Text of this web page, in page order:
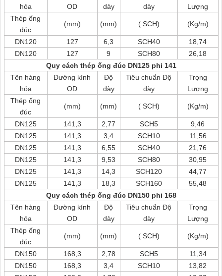
hóa
OD
dày
dày
Lượng
Thép ống
đúc
(mm) (mm) ( SCH) (Kg/m)
DN120 127 6,3 SCH40
18,74
DN120
127 9 SCH80
26,18
Quy cách thép ống đúc DN125 phi 141
Tên hàng
hóa
Đường kính
OD
Độ
dày
Tiêu chuẩn Độ
dày
Trọng
Lượng
Thép ống
đúc
(mm) (mm) ( SCH) (Kg/m)
DN125 141,3 2,77 SCH5
9,46
DN125
141,3 3,4 SCH10
11,56
DN125
141,3 6,55 SCH40
21,76
DN125
141,3 9,53 SCH80
30,95
DN125
141,3 14,3 SCH120
44,77
DN125
141,3 18,3 SCH160
55,48
Quy cách thép ống đúc DN150 phi 168
Tên hàng
hóa
Đường kính
OD
Độ
dày
Tiêu chuẩn Độ
dày
Trọng
Lượng
Thép ống
đúc
(mm) (mm) ( SCH) (Kg/m)
DN150 168,3 2,78 SCH5
11,34
DN150
168,3 3,4 SCH10
13,82